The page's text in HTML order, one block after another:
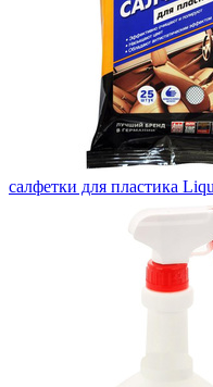
салфетки для пластика